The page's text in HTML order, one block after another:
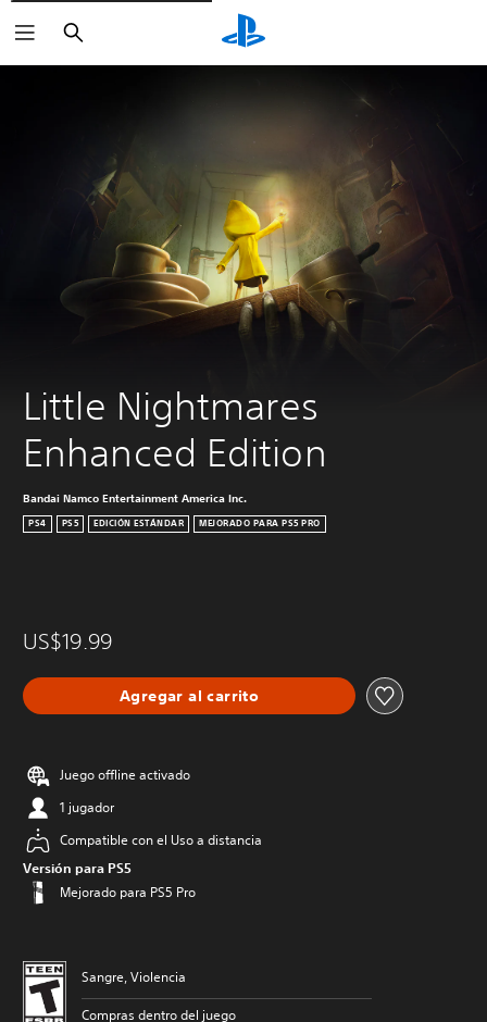
Buscar
Little Nightmares
Enhanced Edition
Bandai Namco Entertainment America Inc.
PS4 PS5 EDICIÓN ESTÁNDAR MEJORADO PARA PS5 PRO
US$19.99
Agregar al carrito
Juego offline activado
1 jugador
Compatible con el Uso a distancia
Versión para PS5
Mejorado para PS5 Pro
Sangre, Violencia
Compras dentro del juego